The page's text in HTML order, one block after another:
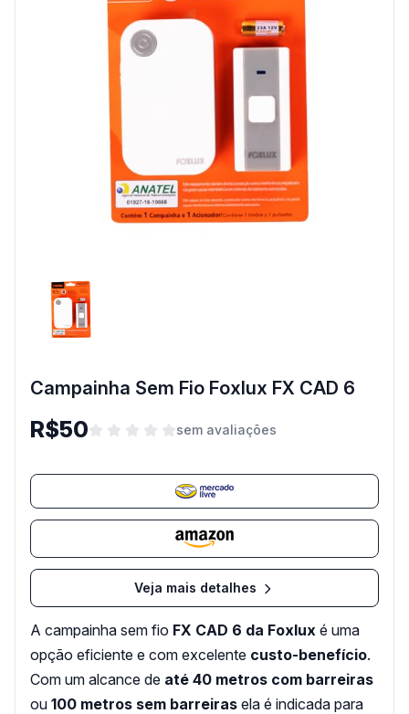
Campainha Sem Fio Foxlux FX CAD 6
R$50 sem avaliações
Veja mais detalhes
A campainha sem fio FX CAD 6 da Foxlux é uma
opção eficiente e com excelente custo-benefício.
Com um alcance de até 40 metros com barreiras
ou 100 metros sem barreiras ela é indicada para